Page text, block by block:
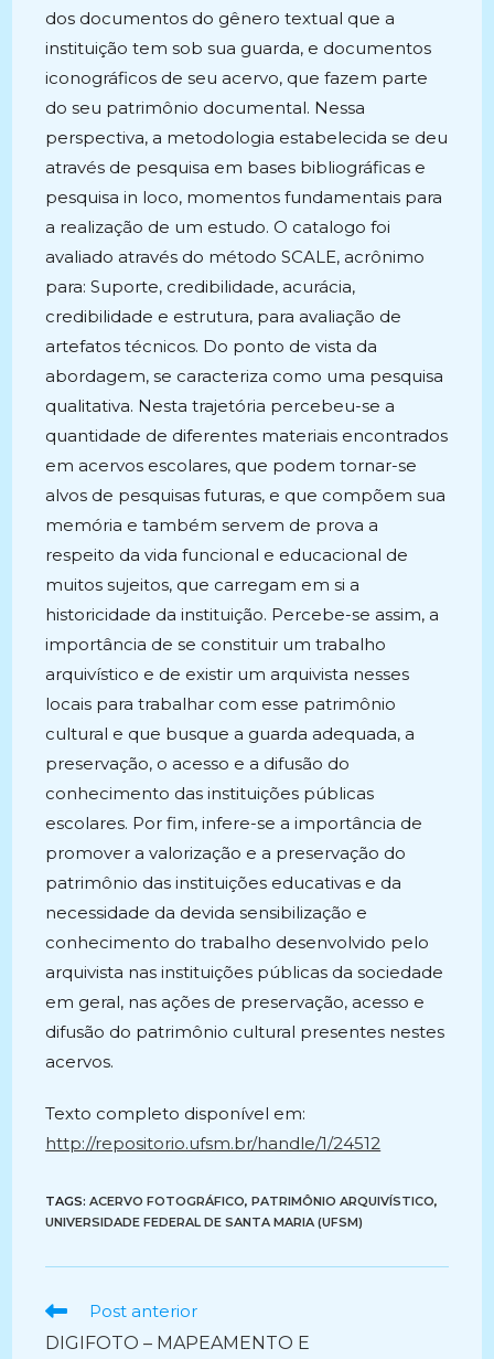
dos documentos do gênero textual que a
instituição tem sob sua guarda, e documentos
iconográficos de seu acervo, que fazem parte
do seu patrimônio documental. Nessa
perspectiva, a metodologia estabelecida se deu
através de pesquisa em bases bibliográficas e
pesquisa in loco, momentos fundamentais para
a realização de um estudo. O catalogo foi
avaliado através do método SCALE, acrônimo
para: Suporte, credibilidade, acurácia,
credibilidade e estrutura, para avaliação de
artefatos técnicos. Do ponto de vista da
abordagem, se caracteriza como uma pesquisa
qualitativa. Nesta trajetória percebeu-se a
quantidade de diferentes materiais encontrados
em acervos escolares, que podem tornar-se
alvos de pesquisas futuras, e que compõem sua
memória e também servem de prova a
respeito da vida funcional e educacional de
muitos sujeitos, que carregam em si a
historicidade da instituição. Percebe-se assim, a
importância de se constituir um trabalho
arquivístico e de existir um arquivista nesses
locais para trabalhar com esse patrimônio
cultural e que busque a guarda adequada, a
preservação, o acesso e a difusão do
conhecimento das instituições públicas
escolares. Por fim, infere-se a importância de
promover a valorização e a preservação do
patrimônio das instituições educativas e da
necessidade da devida sensibilização e
conhecimento do trabalho desenvolvido pelo
arquivista nas instituições públicas da sociedade
em geral, nas ações de preservação, acesso e
difusão do patrimônio cultural presentes nestes
acervos.
Texto completo disponível em:
http://repositorio.ufsm.br/handle/1/24512
TAGS:ACERVO FOTOGRÁFICO, PATRIMÔNIO ARQUIVÍSTICO,
UNIVERSIDADE FEDERAL DE SANTA MARIA (UFSM)
Ler
artigos
Post anterior
DIGIFOTO – MAPEAMENTO E